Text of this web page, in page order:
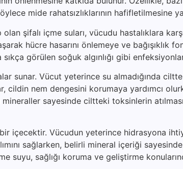
mide rahatsızlıklarının hafifletilmesine
şifalı içme suları, vücudu hastalıklara
hücre hasarını önlemeye ve bağışıklık
görülen soğuk algınlığı gibi
sunar. Vücut yeterince su almadığında
cildin nem dengesini korumaya yardımcı
sayesinde ciltteki toksinlerin
içecektir. Vücudun yeterince hidrasyona
sağlarken, belirli mineral içeriği
suyu, sağlığı koruma ve geliştirme